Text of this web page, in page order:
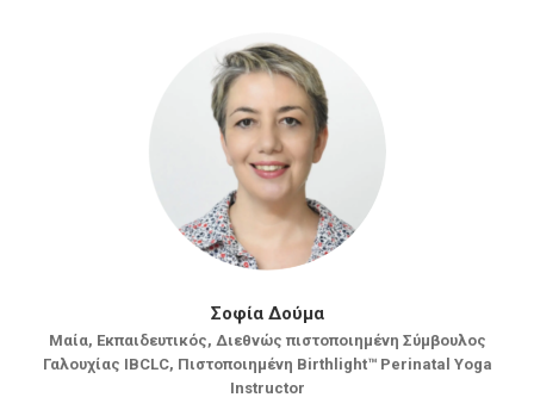
Σοφία Δούμα
Mαία, Εκπαιδευτικός, Διεθνώς πιστοποιημένη Σύμβουλος
Γαλουχίας IBCLC, Πιστοποιημένη Birthlight™ Perinatal Yoga
Instructor